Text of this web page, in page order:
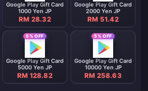
Google Play Gift Card
1000 Yen JP
RM 28.32
Google Play Gift Card
2000 Yen JP
RM 51.42
5% OFF
Google Play Gift Card
5000 Yen JP
RM 128.82
5% OFF
Google Play Gift Card
10000 Yen JP
RM 258.63